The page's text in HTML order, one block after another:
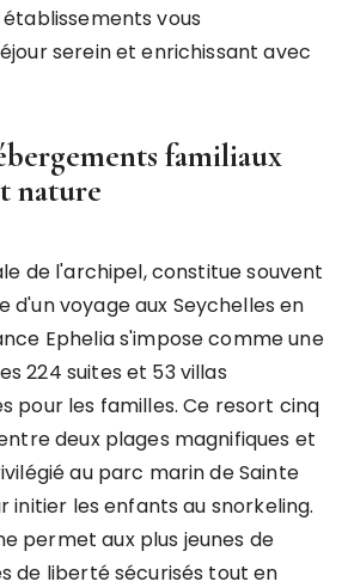
vous
serein et enrichissant avec
familiaux
nature
de l'archipel, constitue souvent
d'un voyage aux Seychelles en
Ephelia s'impose comme une
224 suites et 53 villas
pour les familles. Ce resort cinq
deux plages magnifiques et
au parc marin de Sainte
initier les enfants au snorkeling.
permet aux plus jeunes de
de liberté sécurisés tout en